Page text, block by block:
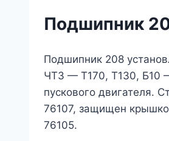
Подшипник
Подшипник 208
ЧТЗ — Т170, Т130, Б10
пускового двигателя.
76107, защищен
76105.